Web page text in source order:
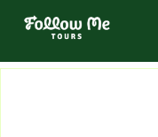
FollowMe!